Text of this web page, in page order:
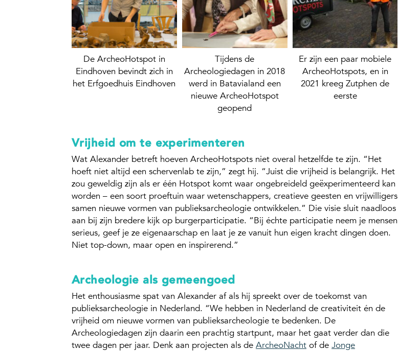
De ArcheoHotspot in
Eindhoven bevindt zich in
het Erfgoedhuis Eindhoven
Tijdens de
Archeologiedagen in 2018
werd in Batavialand een
nieuwe ArcheoHotspot
geopend
Er zijn een paar mobiele
ArcheoHotspots, en in
2021 kreeg Zutphen de
eerste
Vrijheid om te experimenteren
Wat Alexander betreft hoeven ArcheoHotspots niet overal hetzelfde te zijn. “Het
hoeft niet altijd een schervenlab te zijn,” zegt hij. “Juist die vrijheid is belangrijk. Het
zou geweldig zijn als er één Hotspot komt waar ongebreideld geëxperimenteerd kan
worden – een soort proeftuin waar wetenschappers, creatieve geesten en vrijwilligers
samen nieuwe vormen van publieksarcheologie ontwikkelen.” Die visie sluit naadloos
aan bij zijn bredere kijk op burgerparticipatie. “Bij échte participatie neem je mensen
serieus, geef je ze eigenaarschap en laat je ze vanuit hun eigen kracht dingen doen.
Niet top-down, maar open en inspirerend.”
Archeologie als gemeengoed
Het enthousiasme spat van Alexander af als hij spreekt over de toekomst van
publieksarcheologie in Nederland. “We hebben in Nederland de creativiteit én de
vrijheid om nieuwe vormen van publieksarcheologie te bedenken. De
Archeologiedagen zijn daarin een prachtig startpunt, maar het gaat verder dan die
twee dagen per jaar. Denk aan projecten als de ArcheoNacht of de Jonge